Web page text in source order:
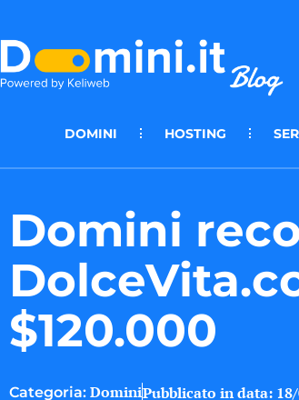
DOMINI HOSTING
Domini
$120.000
Categoria: DominiPubblicato in data: